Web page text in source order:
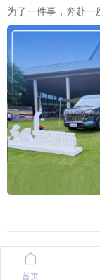
为了一件事，奔赴一
首页